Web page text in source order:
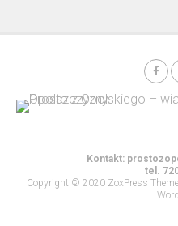
Kontakt:
tel.
Copyright © 2020 ZoxPress